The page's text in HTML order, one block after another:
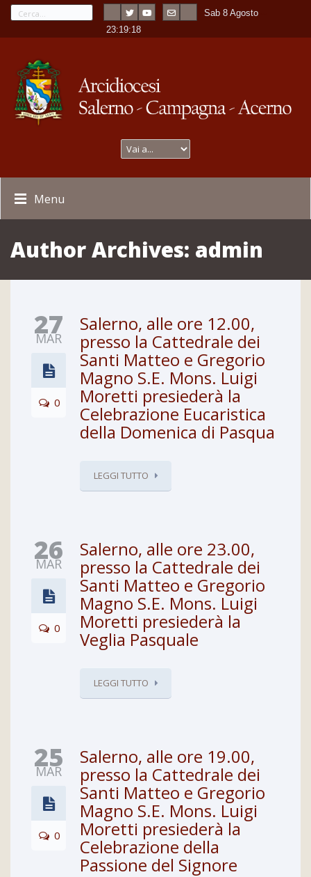
Sab 8 Agosto
-23:19:18
Menu
Author Archives: admin
27
MAR
0
Salerno, alle ore 12.00,
presso la Cattedrale dei
Santi Matteo e Gregorio
Magno S.E. Mons. Luigi
Moretti presiederà la
Celebrazione Eucaristica
della Domenica di Pasqua
LEGGI TUTTO
26
MAR
0
Salerno, alle ore 23.00,
presso la Cattedrale dei
Santi Matteo e Gregorio
Magno S.E. Mons. Luigi
Moretti presiederà la
Veglia Pasquale
LEGGI TUTTO
25
MAR
0
Salerno, alle ore 19.00,
presso la Cattedrale dei
Santi Matteo e Gregorio
Magno S.E. Mons. Luigi
Moretti presiederà la
Celebrazione della
Passione del Signore